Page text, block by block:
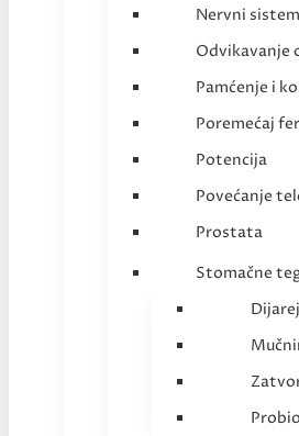
Nervni sistem
Odvikavanje
Pamćenje i
Poremećaj
Potencija
Povećanje
Prostata
Stomačne